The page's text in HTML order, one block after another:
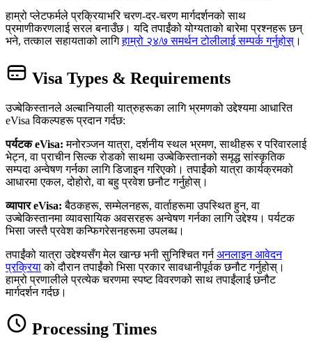
हाम्रो प्लेटफर्मले प्रक्रियाभरि चरण-दर-चरण मार्गदर्शनको साथ
प्रमाणीकरणलाई सरल बनाउँछ। यदि तपाईंको योग्यताको बारेमा प्रश्नहरू छन्
भने, तत्काल सहायताको लागिहाम्रो २४/७ समर्थन टोलीलाई सम्पर्क गर्नुहोस् ।
Visa Types & Requirements
उज्बेकिस्तानले अल्बानियाली यात्रुहरूका लागि भ्रमणको उद्देश्यमा आधारित
eVisa विकल्पहरू प्रदान गर्दछ:
पर्यटक eVisa: मनोरञ्जन यात्रा, दर्शनीय स्थल भ्रमण, साथीहरू र परिवारलाई
भेट्न, वा प्राचीन सिल्क रोडको साथमा उज्बेकिस्तानको समृद्ध सांस्कृतिक
सम्पदा अन्वेषण गर्नका लागि डिजाइन गरिएको। तपाईंको यात्रा कार्यक्रमको
आधारमा एकल, दोहोरो, वा बहु प्रवेश छनौट गर्नुहोस्।
व्यापार eVisa: बैठकहरू, सम्मेलनहरू, वार्ताहरूमा उपस्थित हुन, वा
उज्बेकिस्तानमा व्यावसायिक अवसरहरू अन्वेषण गर्नका लागि उद्देश्य। पर्यटक
भिसा जस्तै प्रवेश कन्फिगरेसनहरूमा उपलब्ध।
तपाईंको यात्रा उद्देश्यसँग मेल खान्छ भनी सुनिश्चित गर्नअनलाइन आवेदन
प्रक्रियाको दौरान तपाईंको भिसा प्रकार सावधानीपूर्वक छनौट गर्नुहोस्।
हाम्रो प्रणालीले प्रत्येक चरणमा स्पष्ट विवरणको साथ तपाईंलाई छनौट
मार्गदर्शन गर्दछ।
Processing Times